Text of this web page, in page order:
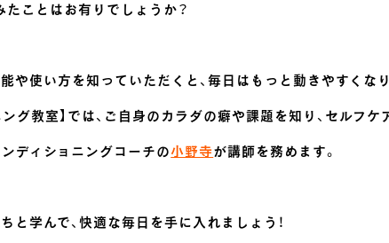
ことはお有りでしょうか？
や使い方を知っていただくと、毎日はもっと動きやすくなり
グ教室】では、ご自身のカラダの癖や課題を知り、セルフ
ディショニングコーチの小野寺が講師を務めます。
と学んで、快適な毎日を手に入れましょう！